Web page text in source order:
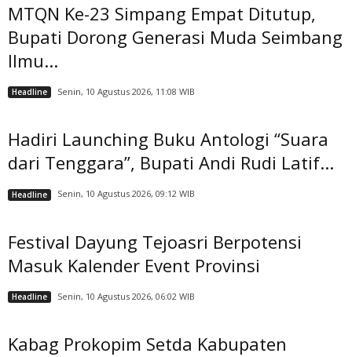
MTQN Ke-23 Simpang Empat Ditutup,
Bupati Dorong Generasi Muda Seimbang
Ilmu...
Headline Senin, 10 Agustus 2026, 11:08 WIB
Hadiri Launching Buku Antologi “Suara
dari Tenggara”, Bupati Andi Rudi Latif...
Headline Senin, 10 Agustus 2026, 09:12 WIB
Festival Dayung Tejoasri Berpotensi
Masuk Kalender Event Provinsi
Headline Senin, 10 Agustus 2026, 06:02 WIB
Kabag Prokopim Setda Kabupaten